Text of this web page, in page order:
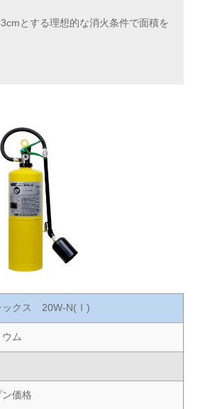
とする理想的な消火条件で面積を
ックス 20W-N(Ⅰ)
ム
価格